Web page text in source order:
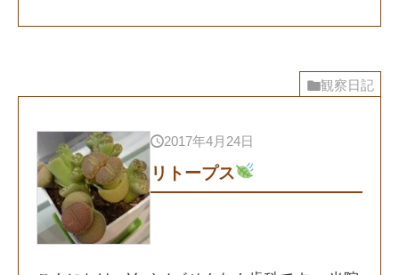
観察日記
2017年4月24日
リトープス